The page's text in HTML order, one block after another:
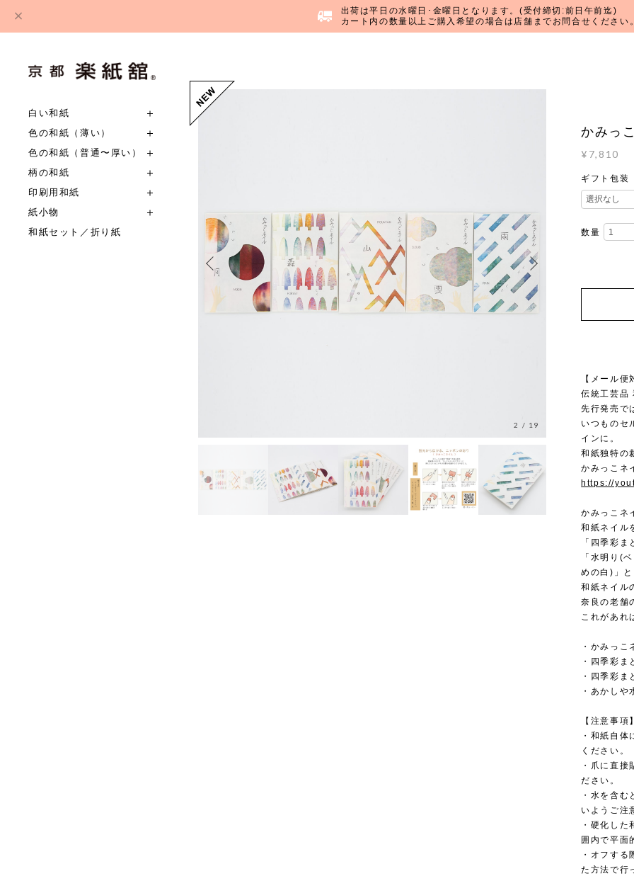
出荷は平日の水曜日･金曜日となります。(受付締切:前日午前迄)
カート内の数量以上ご購入希望の場合は店舗までお問合せください
白い和紙
色の和紙（薄い）
色の和紙（普通〜厚い）
柄の和紙
印刷用和紙
紙小物
和紙セット／折り紙
3 / 19
かみっ
¥7,810
ギフト包装
数量
【メール
伝統工芸品
先行発売で
いつものセ
インに。
和紙独特の
かみっこネ
https://
かみっこネ
和紙ネイル
「四季彩
「水明り(
めの白)」と
和紙ネイル
奈良の老舗
これがあれ
・かみっ
・四季彩
・四季彩
・あかし
【注意事項
・和紙自
ください。
・爪に直
ださい。
・水を含
いようご注
・硬化し
囲内で平面
・オフす
た方法で行